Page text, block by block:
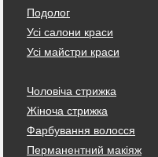
Подолог
Усі салони краси
Усі майстри краси
Чоловіча стрижка
Жіноча стрижка
Фарбування волосся
Перманентний макіяж